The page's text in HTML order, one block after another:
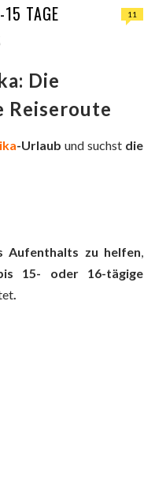
TAGE
11
Die
Reiseroute
-Urlaubund suchst die
Aufenthalts zu helfen,
15- oder 16-tägige
.